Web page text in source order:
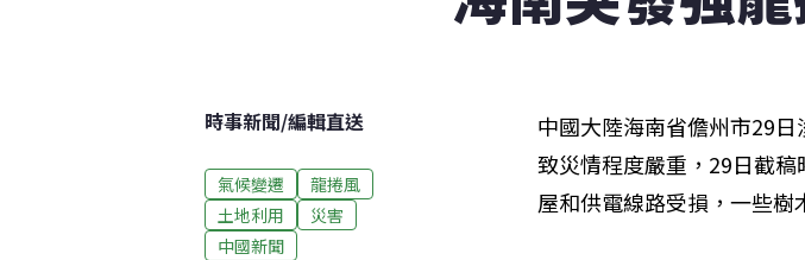
時事新聞/編輯直送
氣候變遷
龍捲風
土地利用
災害
中國新聞
中國大陸海南省儋州市29
致災情程度嚴重，29日截
屋和供電線路受損，一些樹